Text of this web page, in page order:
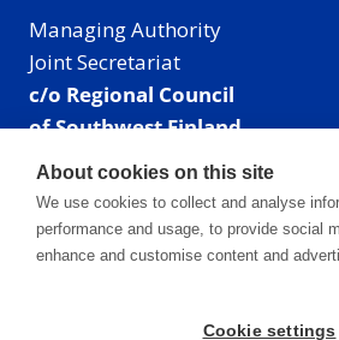
Managing Authority
Joint Secretariat
c/o Regional Council
of Southwest Finland
Visiting address: Linnankatu 52
Mailing address:
P.O. Box 273,
20101 Turku, Finland
Phone: +358 40 550 8408
About cookies on this site
We use cookies to collect and analyse
performance and usage, to provide social
enhance and customise content and
Cookie settings